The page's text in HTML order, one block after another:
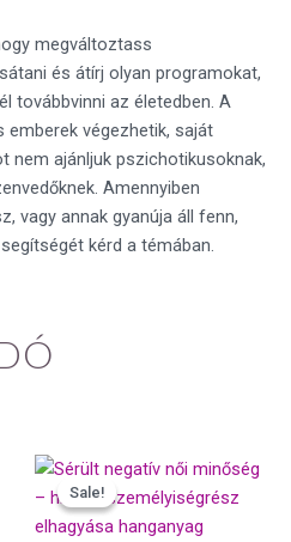
megváltoztass
és átírj olyan programokat,
továbbvinni az életedben. A
végezhetik, saját
nem ajánljuk pszichotikusoknak,
Amennyiben
vagy annak gyanúja áll fenn,
kérd a témában.
Sale!
Sale!
Original
price
was:
5990 Ft.
Current
is:
4493 Ft.